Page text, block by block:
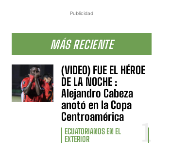
Publicidad
MÁS RECIENTE
(VIDEO) FUE EL HÉROE
DE LA NOCHE :
Alejandro Cabeza
anotó en la Copa
Centroamérica
ECUATORIANOS EN EL
EXTERIOR